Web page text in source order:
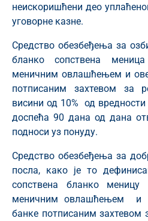
неискоришћени део
уговорне казне.
Средство обезбеђења за
бланко сопствена
меничним овлашћењем и
потписаним захтевом за
висини од 10% од
доспећа 90 дана од дана
подноси уз понуду.
Средство обезбеђења за
посла, како је то
сопствена бланко
меничним овлашћењем и
банке потписаним захтевом